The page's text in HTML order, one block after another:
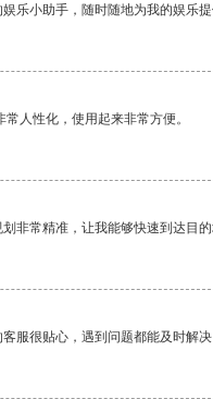
乐小助手，随时随地为我的娱乐提
人性化，使用起来非常方便。
非常精准，让我能够快速到达目的
服很贴心，遇到问题都能及时解决